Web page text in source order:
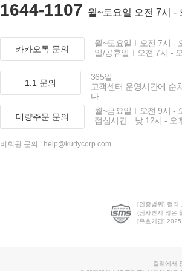
1644-1107 월~토요일 오전 7시 -
카카오톡 문의
월~토요일
오전 7시 -
일/공휴일
오전 7시 -
1:1 문의
365일
고객센터 운영시간에 순
다.
대량주문 문의
월~금요일
오전 9시 -
점심시간
낮 12시 - 오
비회원 문의 : help@kurlycorp.com
[인증범위] 컬리
(심사받지 않은
[유효기간]
컬리에서